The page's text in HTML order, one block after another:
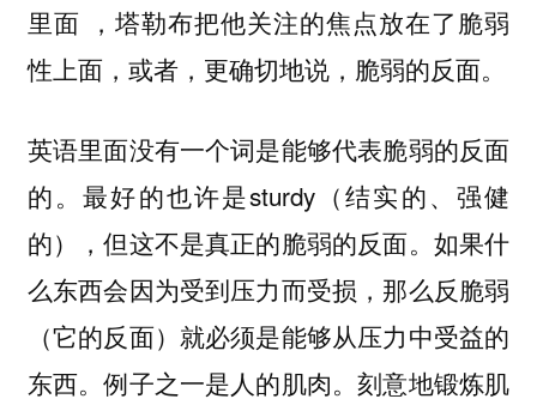
里面 ，塔勒布把他关注的焦点放在了脆弱
性上面，或者，更确切地说，脆弱的反面。
英语里面没有一个词是能够代表脆弱的反面
的。最好的也许是sturdy（结实的、强健
的），但这不是真正的脆弱的反面。如果什
么东西会因为受到压力而受损，那么反脆弱
（它的反面）就必须是能够从压力中受益的
东西。例子之一是人的肌肉。刻意地锻炼肌